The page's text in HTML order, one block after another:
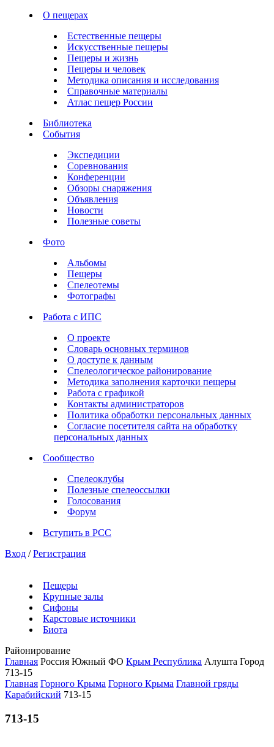
О пещерах
Естественные пещеры
Искусственные пещеры
Пещеры и жизнь
Пещеры и человек
Методика описания и исследования
Справочные материалы
Атлас пещер России
Библиотека
События
Экспедиции
Соревнования
Конференции
Обзоры снаряжения
Объявления
Новости
Полезные советы
Фото
Альбомы
Пещеры
Спелеотемы
Фотографы
Работа с ИПС
О проекте
Словарь основных терминов
О доступе к данным
Спелеологическое районирование
Методика заполнения карточки пещеры
Работа с графикой
Контакты администраторов
Политика обработки персональных данных
Согласие посетителя сайта на обработку
персональных данных
Сообщество
Спелеоклубы
Полезные спелеоссылки
Голосования
Форум
Вступить в РСС
Вход / Регистрация
Пещеры
Крупные залы
Сифоны
Карстовые источники
Биота
Районирование
Главная Россия Южный ФО Крым Республика Алушта Город
713-15
Главная Горного Крыма Горного Крыма Главной гряды
Карабийский 713-15
713-15